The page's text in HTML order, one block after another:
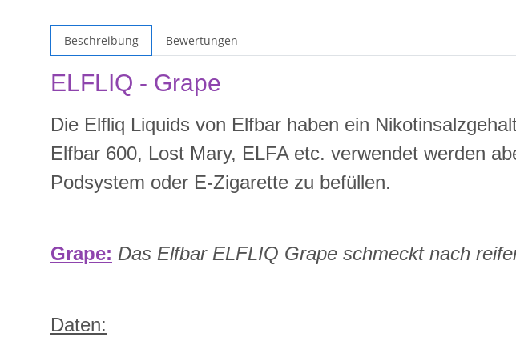
Beschreibung Bewertungen
ELFLIQ - Grape
Die Elfliq Liquids von Elfbar haben ein
Elfbar 600, Lost Mary, ELFA etc. verwendet werden
Podsystem oder E-Zigarette zu befüllen.
Grape: Das Elfbar ELFLIQ Grape schmeckt nach
Daten: